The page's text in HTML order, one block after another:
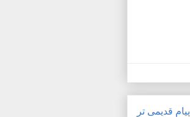
پیام قدیمی تر